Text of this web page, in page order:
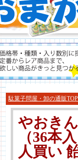
駄菓子問屋・卸の通販TOP
やおき
（36本
人買い